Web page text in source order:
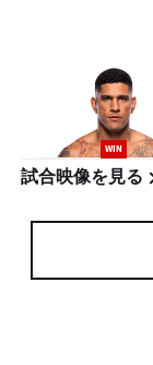
WIN
試合映像を見る